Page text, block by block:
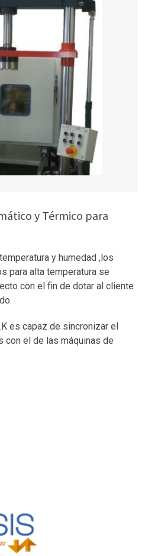
y Térmico para
y humedad ,los
para alta temperatura se
con el fin de dotar al cliente
es capaz de sincronizar el
el de las máquinas de